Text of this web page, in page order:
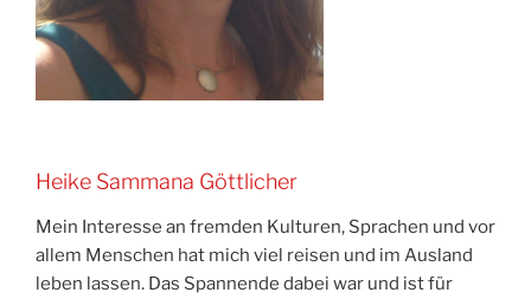
Heike Sammana Göttlicher
Mein Interesse an fremden Kulturen, Sprachen und vor
allem Menschen hat mich viel reisen und im Ausland
leben lassen. Das Spannende dabei war und ist für